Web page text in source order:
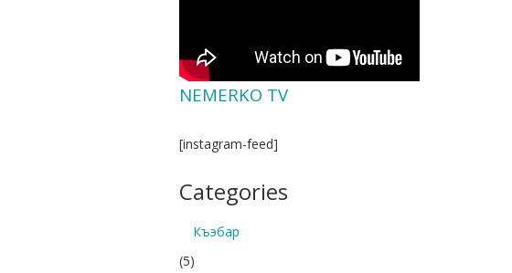
NEMERKO TV
[instagram-feed]
Categories
Къэбар
(5)